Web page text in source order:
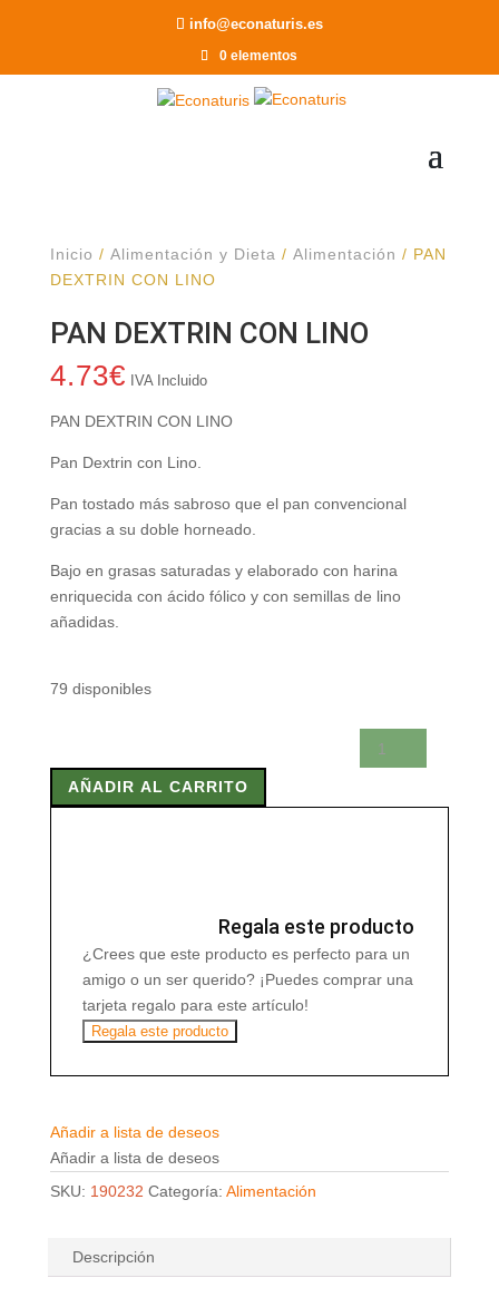
info@econaturis.es
0 elementos
Inicio / Alimentación y Dieta / Alimentación / PAN
DEXTRIN CON LINO
PAN DEXTRIN CON LINO
4.73€ IVA Incluido
PAN DEXTRIN CON LINO
Pan Dextrin con Lino.
Pan tostado más sabroso que el pan convencional
gracias a su doble horneado.
Bajo en grasas saturadas y elaborado con harina
enriquecida con ácido fólico y con semillas de lino
añadidas.
79 disponibles
DEXTRIN
CON
AÑADIR AL CARRITO
Regala este producto
¿Crees que este producto es perfecto para un
amigo o un ser querido? ¡Puedes comprar una
tarjeta regalo para este artículo!
Regala este producto
Añadir a lista de deseos
Añadir a lista de deseos
SKU: 190232 Categoría: Alimentación
Descripción